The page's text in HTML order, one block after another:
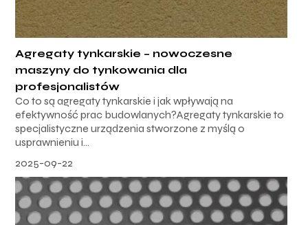
Agregaty tynkarskie – nowoczesne
maszyny do tynkowania dla
profesjonalistów
Co to są agregaty tynkarskie i jak wpływają na
efektywność prac budowlanych?Agregaty tynkarskie to
specjalistyczne urządzenia stworzone z myślą o
usprawnieniu i...
2025-09-22